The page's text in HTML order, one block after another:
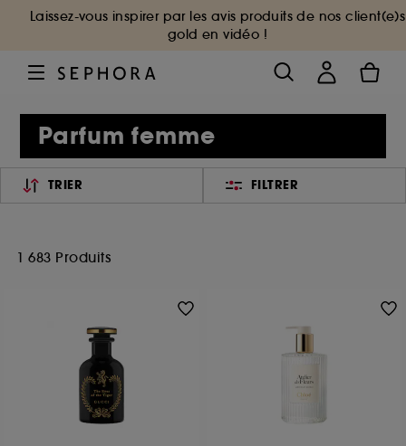
Laissez-vous inspirer par les avis produits de nos client(e)s
gold en vidéo !
Parfum femme
TRIER FILTRER
1 683 Produits